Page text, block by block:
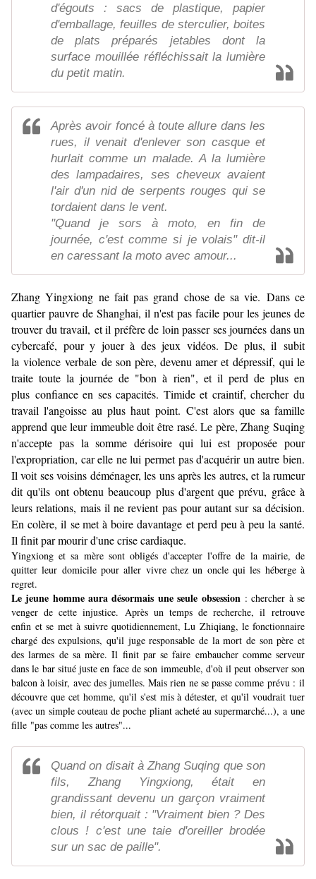
d'égouts : sacs de plastique, papier
d'emballage, feuilles de sterculier, boites
de plats préparés jetables dont la
surface mouillée réfléchissait la lumière
du petit matin.
Après avoir foncé à toute allure dans les
rues, il venait d'enlever son casque et
hurlait comme un malade. A la lumière
des lampadaires, ses cheveux avaient
l'air d'un nid de serpents rouges qui se
tordaient dans le vent.
"Quand je sors à moto, en fin de
journée, c'est comme si je volais" dit-il
en caressant la moto avec amour...
Zhang Yingxiong ne fait pas grand chose de sa vie. Dans ce
quartier pauvre de Shanghai, il n'est pas facile pour les jeunes de
trouver du travail, et il préfère de loin passer ses journées dans un
cybercafé, pour y jouer à des jeux vidéos. De plus, il subit
la violence verbale de son père, devenu amer et dépressif, qui le
traite toute la journée de "bon à rien", et il perd de plus en
plus confiance en ses capacités. Timide et craintif, chercher du
travail l'angoisse au plus haut point. C'est alors que sa famille
apprend que leur immeuble doit être rasé. Le père, Zhang Suqing
n'accepte pas la somme dérisoire qui lui est proposée pour
l'expropriation, car elle ne lui permet pas d'acquérir un autre bien.
Il voit ses voisins déménager, les uns après les autres, et la rumeur
dit qu'ils ont obtenu beaucoup plus d'argent que prévu, grâce à
leurs relations, mais il ne revient pas pour autant sur sa décision.
En colère, il se met à boire davantage et perd peu à peu la santé.
Il finit par mourir d'une crise cardiaque.
Yingxiong et sa mère sont obligés d'accepter l'offre de la mairie, de
quitter leur domicile pour aller vivre chez un oncle qui les héberge à
regret.
Le jeune homme aura désormais une seule obsession : chercher à se
venger de cette injustice. Après un temps de recherche, il retrouve
enfin et se met à suivre quotidiennement, Lu Zhiqiang, le fonctionnaire
chargé des expulsions, qu'il juge responsable de la mort de son père et
des larmes de sa mère. Il finit par se faire embaucher comme serveur
dans le bar situé juste en face de son immeuble, d'où il peut observer son
balcon à loisir, avec des jumelles. Mais rien ne se passe comme prévu : il
découvre que cet homme, qu'il s'est mis à détester, et qu'il voudrait tuer
(avec un simple couteau de poche pliant acheté au supermarché...), a une
fille "pas comme les autres"...
Quand on disait à Zhang Suqing que son
fils, Zhang Yingxiong, était en
grandissant devenu un garçon vraiment
bien, il rétorquait : "Vraiment bien ? Des
clous ! c'est une taie d'oreiller brodée
sur un sac de paille".